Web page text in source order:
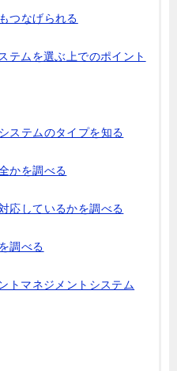
つなげられる
テムを選ぶ上でのポイント
ステムのタイプを知る
かを調べる
応しているかを調べる
調べる
トマネジメントシステム